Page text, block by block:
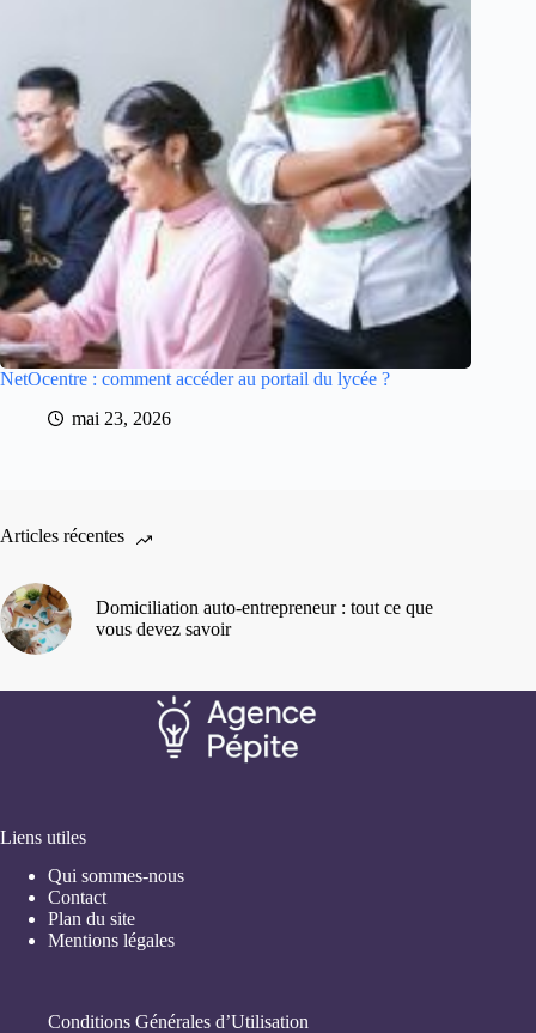
NetOcentre : comment accéder au portail du lycée ?
mai 23, 2026
Articles récentes
Domiciliation auto-entrepreneur : tout ce que
vous devez savoir
Liens utiles
Qui sommes-nous
Contact
Plan du site
Mentions légales
Conditions Générales d’Utilisation